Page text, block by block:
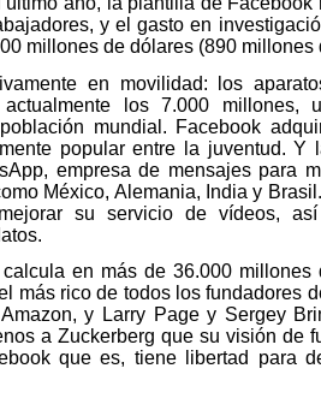
y el gasto en
millones de dólares (890 millones
en movilidad: los
los 7.000 millones,
mundial. Facebook
popular entre la juventud. Y
empresa de mensajes para
México, Alemania, India y
su servicio de vídeos,
en más de 36.000 millones
más rico de todos los fundadores
y Larry Page y Sergey
a Zuckerberg que su visión de
que es, tiene libertad para